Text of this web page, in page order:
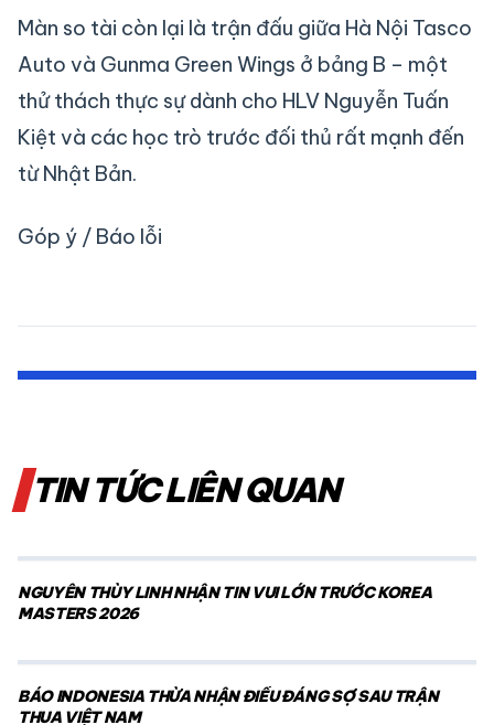
Màn so tài còn lại là trận đấu giữa Hà Nội Tasco
Auto và Gunma Green Wings ở bảng B – một
thử thách thực sự dành cho HLV Nguyễn Tuấn
Kiệt và các học trò trước đối thủ rất mạnh đến
từ Nhật Bản.
Góp ý / Báo lỗi
TIN TỨC LIÊN QUAN
NGUYỄN THÙY LINH NHẬN TIN VUI LỚN TRƯỚC KOREA
MASTERS 2026
BÁO INDONESIA THỪA NHẬN ĐIỀU ĐÁNG SỢ SAU TRẬN
THUA VIỆT NAM